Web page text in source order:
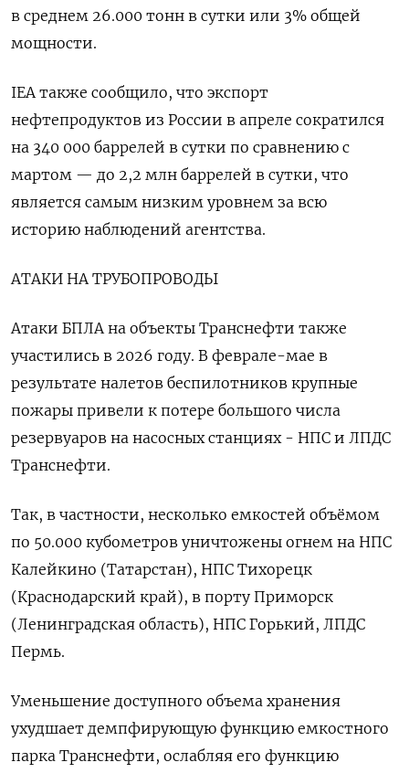
в среднем 26.000 тонн в сутки или 3% общей
мощности.
IEA также сообщило, что экспорт
нефтепродуктов из России в апреле сократился
на 340 000 баррелей в сутки по сравнению с
мартом — до 2,2 млн баррелей в сутки, что
является самым низким уровнем за всю
историю наблюдений агентства.
АТАКИ НА ТРУБОПРОВОДЫ
Атаки БПЛА на объекты Транснефти также
участились в 2026 году. В феврале-мае в
результате налетов беспилотников крупные
пожары привели к потере ​большого числа
резервуаров на насосных станциях - НПС ⁠и ЛПДС
Транснефти.
Так, в частности, несколько емкостей объёмом
по 50.000 кубометров уничтожены огнем на НПС
Калейкино (Татарстан), НПС Тихорецк
(Краснодарский край), в порту Приморск
(Ленинградская область), НПС Горький, ЛПДС
Пермь.
Уменьшение ‌доступного объема хранения
ухудшает демпфирующую функцию емкостного
парка Транснефти, ослабляя его функцию